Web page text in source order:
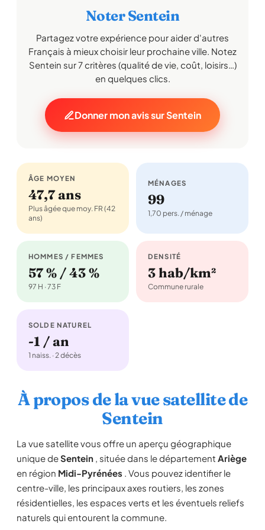
Noter Sentein
Partagez votre expérience pour aider d'autres
Français à mieux choisir leur prochaine ville. Notez
Sentein sur 7 critères (qualité de vie, coût, loisirs…)
en quelques clics.
Donner mon avis sur Sentein
ÂGE MOYEN
47,7 ans
Plus âgée que moy. FR (42
ans)
MÉNAGES
99
1,70 pers. / ménage
HOMMES / FEMMES
57 % / 43 %
97 H · 73 F
DENSITÉ
3 hab/km²
Commune rurale
SOLDE NATUREL
-1 / an
1 naiss. · 2 décès
À propos de la vue satellite de
Sentein
La vue satellite vous offre un aperçu géographique
unique deSentein , située dans le département Ariège
en région Midi-Pyrénées . Vous pouvez identifier le
centre-ville, les principaux axes routiers, les zones
résidentielles, les espaces verts et les éventuels reliefs
naturels qui entourent la commune.